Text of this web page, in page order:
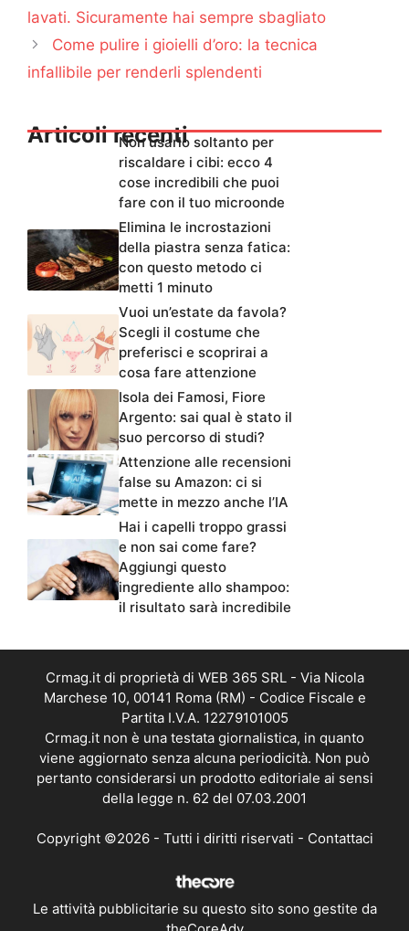
lavati. Sicuramente hai sempre sbagliato
Come pulire i gioielli d’oro: la tecnica
infallibile per renderli splendenti
Articoli recentiNon usarlo soltanto per
riscaldare i cibi: ecco 4
cose incredibili che puoi
fare con il tuo microonde
Elimina le incrostazioni
della piastra senza fatica:
con questo metodo ci
metti 1 minuto
Vuoi un’estate da favola?
Scegli il costume che
preferisci e scoprirai a
cosa fare attenzione
Isola dei Famosi, Fiore
Argento: sai qual è stato il
suo percorso di studi?
Attenzione alle recensioni
false su Amazon: ci si
mette in mezzo anche l’IA
Hai i capelli troppo grassi
e non sai come fare?
Aggiungi questo
ingrediente allo shampoo:
il risultato sarà incredibile
Crmag.it di proprietà di WEB 365 SRL - Via Nicola
Marchese 10, 00141 Roma (RM) - Codice Fiscale e
Partita I.V.A. 12279101005
Crmag.it non è una testata giornalistica, in quanto
viene aggiornato senza alcuna periodicità. Non può
pertanto considerarsi un prodotto editoriale ai sensi
della legge n. 62 del 07.03.2001
Copyright ©2026 - Tutti i diritti riservati - Contattaci
Le attività pubblicitarie su questo sito sono gestite da